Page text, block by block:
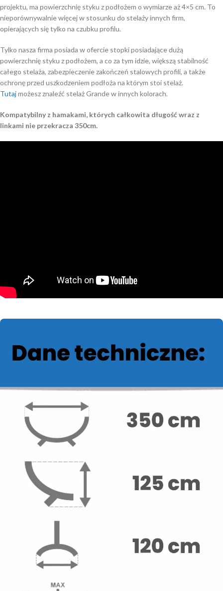
projektu, ma powierzchnię styku z podłożem o wymiarze aż 4×5 cm. To
nieporównywalnie więcej w stosunku do stelaży innych firm,
opierających się tylko na czubku profilu.
Tylko nasza firma posiada w ofercie stopki posiadające dużą
powierzchnię styku z podłożem, a co za tym idzie, większą stabilność
całego stelaża, zabezpieczenie zakończeń stalowych profili, a także
ochronę przed uszkodzeniem podłoża na którym stoi stelaż.
Tutajmożesz znaleźć stelaż Grande w innych kolorach.
Kompatybilny z hamakami, których całkowita długość wraz z
linkami nie przekracza 350cm.